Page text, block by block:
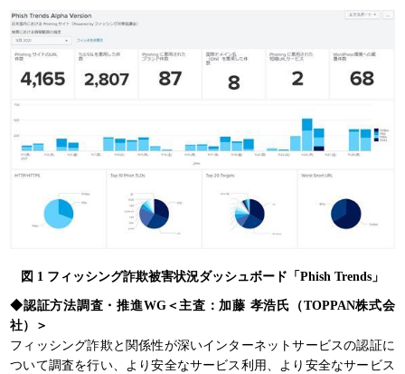
図 1 フィッシング詐欺被害状況ダッシュボード「Phish Trends」
◆認証方法調査・推進WG＜主査：加藤 孝浩氏（TOPPAN株式会
社）＞
フィッシング詐欺と関係性が深いインターネットサービスの認証に
ついて調査を行い、より安全なサービス利用、より安全なサービス